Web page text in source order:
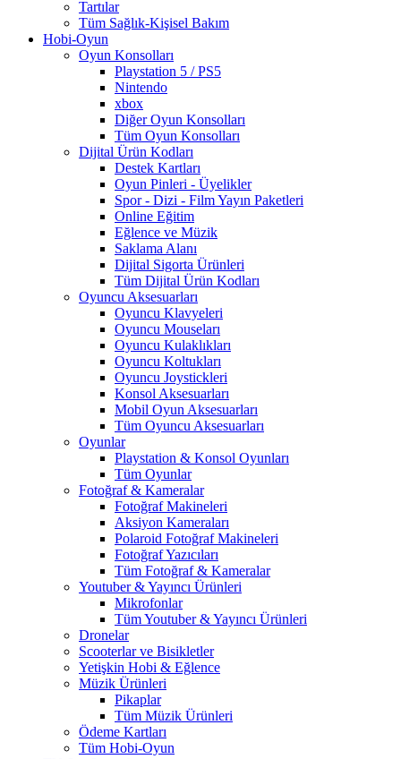
Tartılar
Tüm Sağlık-Kişisel Bakım
Hobi-Oyun
Oyun Konsolları
Playstation 5 / PS5
Nintendo
xbox
Diğer Oyun Konsolları
Tüm Oyun Konsolları
Dijital Ürün Kodları
Destek Kartları
Oyun Pinleri - Üyelikler
Spor - Dizi - Film Yayın Paketleri
Online Eğitim
Eğlence ve Müzik
Saklama Alanı
Dijital Sigorta Ürünleri
Tüm Dijital Ürün Kodları
Oyuncu Aksesuarları
Oyuncu Klavyeleri
Oyuncu Mouseları
Oyuncu Kulaklıkları
Oyuncu Koltukları
Oyuncu Joystickleri
Konsol Aksesuarları
Mobil Oyun Aksesuarları
Tüm Oyuncu Aksesuarları
Oyunlar
Playstation & Konsol Oyunları
Tüm Oyunlar
Fotoğraf & Kameralar
Fotoğraf Makineleri
Aksiyon Kameraları
Polaroid Fotoğraf Makineleri
Fotoğraf Yazıcıları
Tüm Fotoğraf & Kameralar
Youtuber & Yayıncı Ürünleri
Mikrofonlar
Tüm Youtuber & Yayıncı Ürünleri
Dronelar
Scooterlar ve Bisikletler
Yetişkin Hobi & Eğlence
Müzik Ürünleri
Pikaplar
Tüm Müzik Ürünleri
Ödeme Kartları
Tüm Hobi-Oyun